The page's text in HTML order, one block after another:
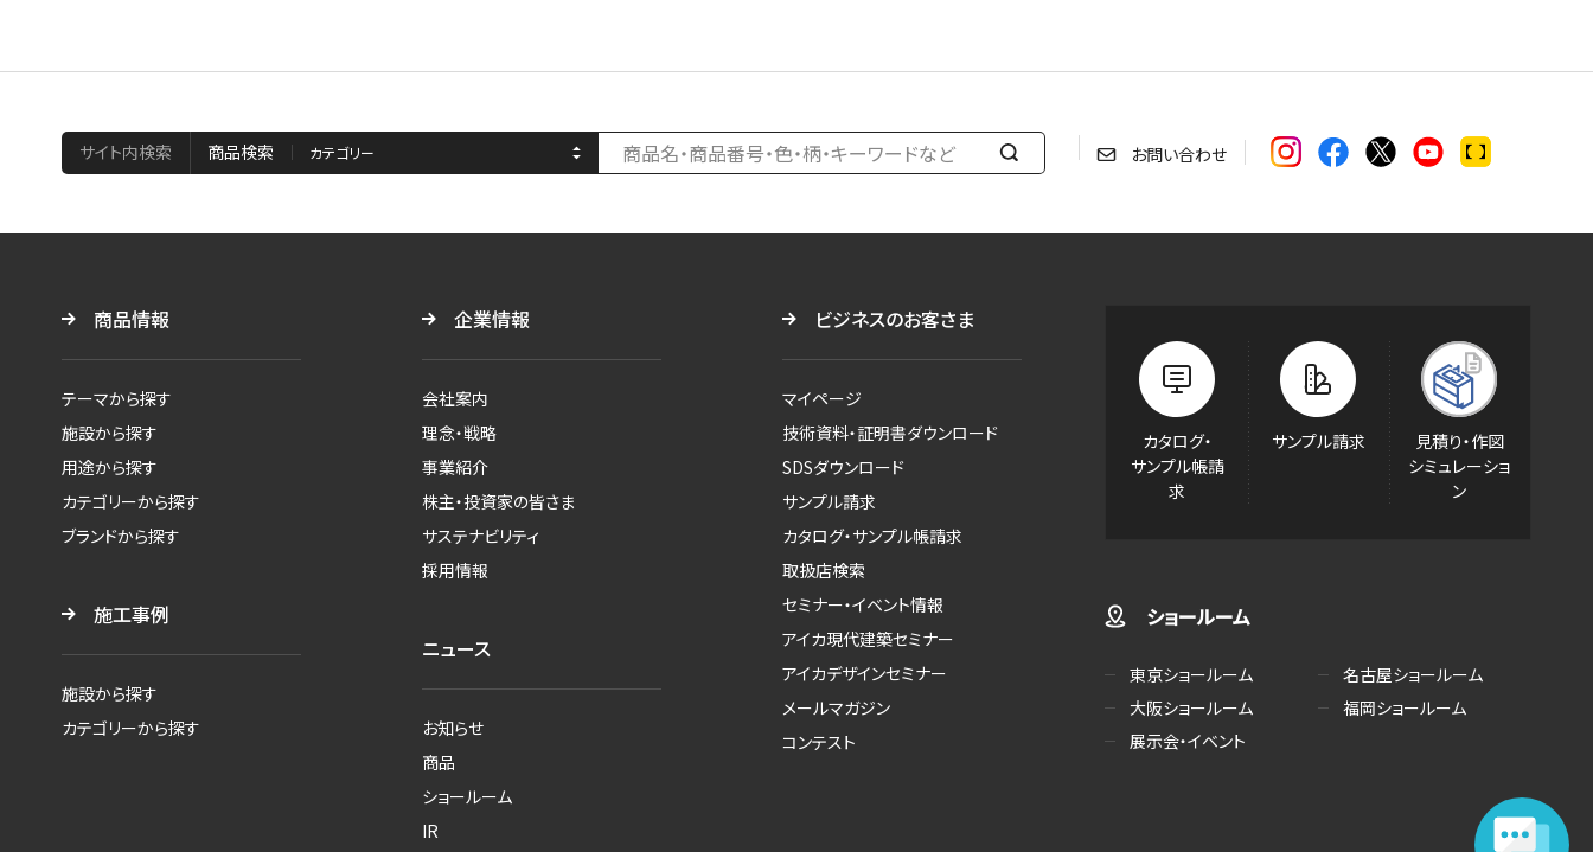
サイト内検索 商品検索
検
す
お問い合わせ
商品情報
テーマから探す
施設から探す
用途から探す
カテゴリーから探す
ブランドから探す
施工事例
施設から探す
カテゴリーから探す
企業情報
会社案内
理念・戦略
事業紹介
株主・投資家の皆さま
サステナビリティ
採用情報
ニュース
お知らせ
商品
ショールーム
IR
ビジネスのお客さま
マイページ
技術資料・証明書ダウンロード
SDSダウンロード
サンプル請求
カタログ・サンプル帳請求
取扱店検索
セミナー・イベント情報
アイカ現代建築セミナー
アイカデザインセミナー
メールマガジン
コンテスト
カタログ・
サンプル帳請
求
サンプル請求
見積り・作図
シミュレーショ
ン
ショールーム
東京ショールーム
名古屋ショールーム
大阪ショールーム
福岡ショールーム
展示会・イベント